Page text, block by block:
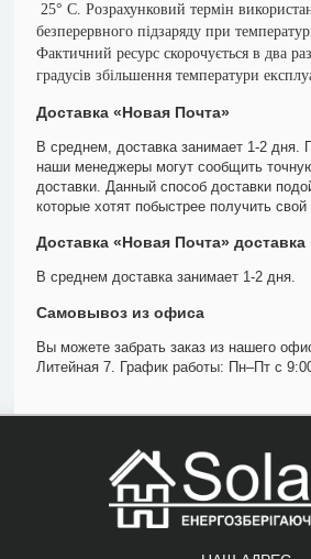
25° С. Розрахунковий термін
безперервного підзаряду при
Фактичний ресурс скорочується в два
градусів збільшення температури
Доставка «Новая Почта»
В среднем, доставка занимает 1-2 дня.
наши менеджеры могут сообщить
доставки. Данный способ доставки
которые хотят побыстрее получить свой
Доставка «Новая Почта»
В среднем доставка занимает 1-2 дня.
Самовывоз из офиса
Вы можете забрать заказ из нашего
Литейная 7. График работы: Пн–Пт с